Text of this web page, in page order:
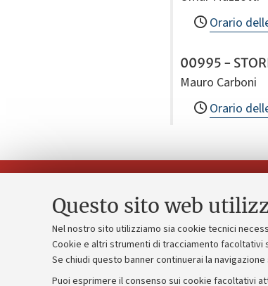
Questo sito web
Nel nostro sito utilizziamo sia cookie tecnici
Cookie e altri strumenti di tracciamento facoltativi
Se chiudi questo banner continuerai la
Puoi esprimere il consenso sui cookie facoltativi
Orario
00995 -
Mauro Carboni
Orario
Contatti e PEC
Uffici dell'amministrazione generale